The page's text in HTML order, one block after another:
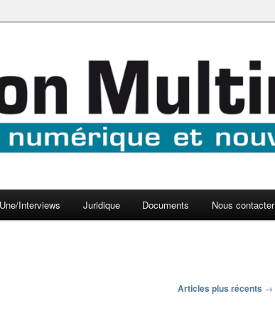
Une/Interviews Juridique Documents Nous contacter
Articles plus récents →